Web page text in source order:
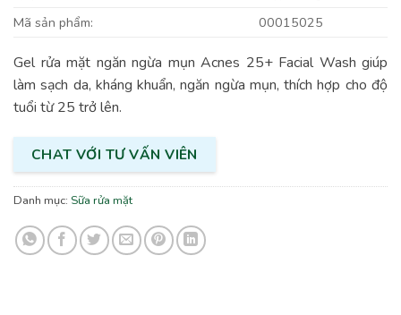
Mã sản phẩm:
00015025
Gel rửa mặt ngăn ngừa mụn Acnes 25+ Facial Wash giúp
làm sạch da, kháng khuẩn, ngăn ngừa mụn, thích hợp cho độ
tuổi từ 25 trở lên.
CHAT VỚI TƯ VẤN VIÊN
Danh mục: Sữa rửa mặt